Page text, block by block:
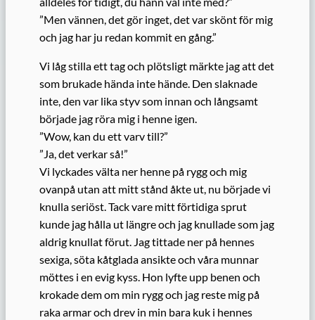
”Men vännen, det gör inget, det var skönt för mig
och jag har ju redan kommit en gång.”
Vi låg stilla ett tag och plötsligt märkte jag att det
som brukade hända inte hände. Den slaknade
inte, den var lika styv som innan och långsamt
började jag röra mig i henne igen.
”Wow, kan du ett varv till?”
”Ja, det verkar så!”
Vi lyckades välta ner henne på rygg och mig
ovanpå utan att mitt stånd åkte ut, nu började vi
knulla seriöst. Tack vare mitt förtidiga sprut
kunde jag hålla ut längre och jag knullade som jag
aldrig knullat förut. Jag tittade ner på hennes
sexiga, söta kåtglada ansikte och våra munnar
möttes i en evig kyss. Hon lyfte upp benen och
krokade dem om min rygg och jag reste mig på
raka armar och drev in min bara kuk i hennes